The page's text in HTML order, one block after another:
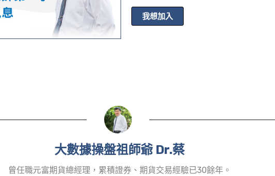
我想加入
大數據操盤祖師爺 Dr.蔡
曾任職元富期貨總經理，累積證券、期貨交易經驗已30餘年。